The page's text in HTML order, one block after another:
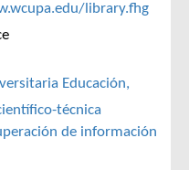
library.fhg
Educación,
técnica
de información